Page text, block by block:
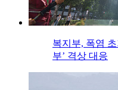
복지부, 폭염
부’ 격상 대응